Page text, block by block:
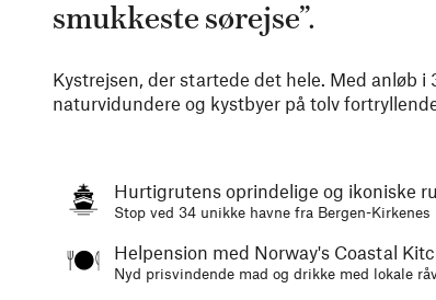
smukkeste sørejse”.
Kystrejsen, der startede det hele. Med anløb
naturvidundere og kystbyer på tolv
Hurtigrutens oprindelige og ikoniske
Stop ved 34 unikke havne fra Bergen-Kirkenes
Helpension med Norway's Coastal
Nyd prisvindende mad og drikke med lokale